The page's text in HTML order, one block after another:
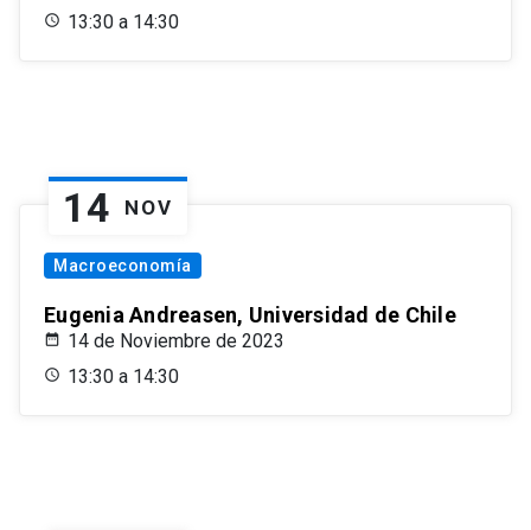
13:30 a 14:30
14 NOV
Macroeconomía
Eugenia Andreasen, Universidad de Chile
14 de Noviembre de 2023
13:30 a 14:30